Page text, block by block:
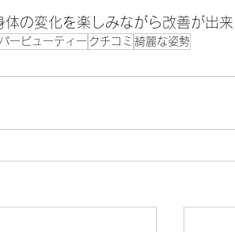
の変化を楽しみながら改善が出来
ービューティー クチコミ 綺麗な姿勢